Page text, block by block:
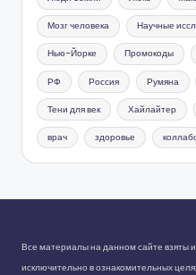
Мозг человека Научные
Нью-Йорке Промокоды
РФ Россия Румяна
Тени для век Хайлайтер
врач здоровье
Все материалы на данном сайте взяты
исключительно в ознакомительных